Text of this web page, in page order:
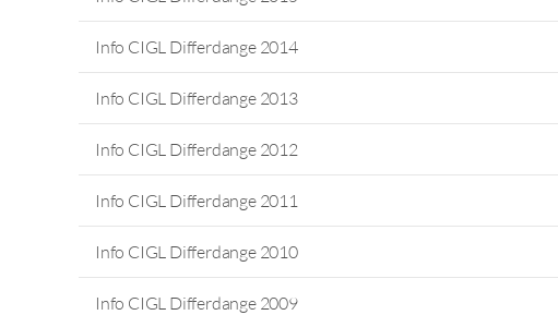
Info CIGL Differdange 2014
Info CIGL Differdange 2013
Info CIGL Differdange 2012
Info CIGL Differdange 2011
Info CIGL Differdange 2010
Info CIGL Differdange 2009